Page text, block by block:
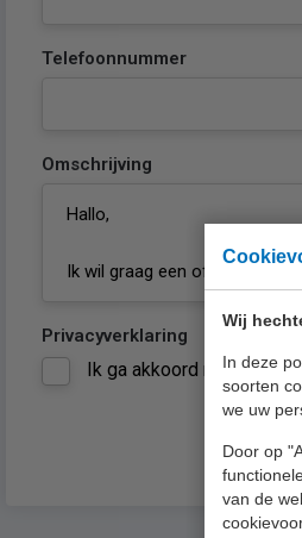
Wij
In deze
soorten
we uw
Door op
van de
Telefoonnummer
Omschrijving
Privacyverklaring
Ik ga akkoord met de